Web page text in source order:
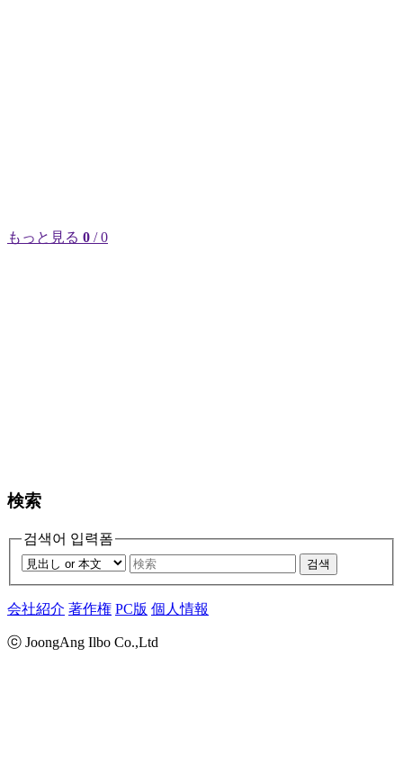
もっと見る 0 / 0
検索
검색어 입력폼
검색
会社紹介 著作権 PC版 個人情報
ⓒ JoongAng Ilbo Co.,Ltd